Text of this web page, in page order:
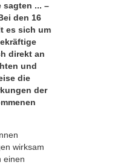
sagten ... –
den 16
es sich um
direkt an
und
die
der
wirksam
einen